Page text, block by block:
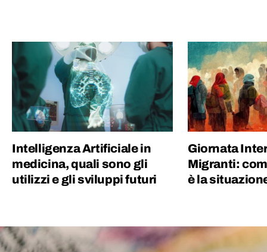
Intelligenza Artificiale in
medicina, quali sono gli
utilizzi e gli sviluppi futuri
Giornata
Migranti:
è la